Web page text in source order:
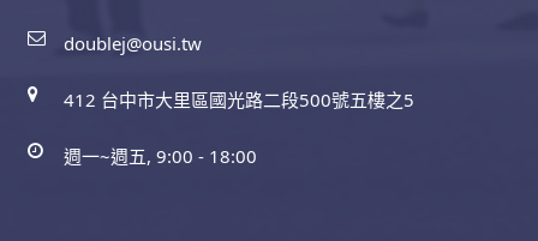
doublej@ousi.tw
412 台中市大里區國光路二段500號五樓之5
週一~週五, 9:00 - 18:00